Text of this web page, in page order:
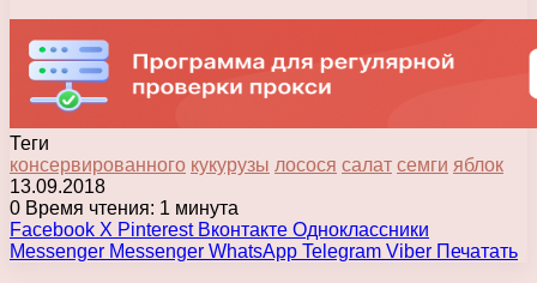
Теги
консервированного кукурузы лосося салат семги яблок
13.09.2018
0 Время чтения: 1 минута
Facebook X Pinterest Вконтакте Одноклассники
Messenger Messenger WhatsApp Telegram Viber Печатать